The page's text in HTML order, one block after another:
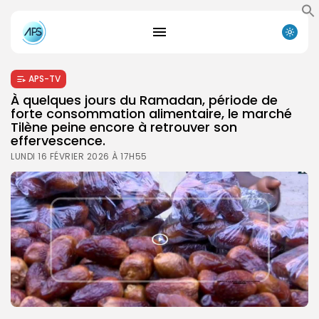
APS-TV
À quelques jours du Ramadan, période de
forte consommation alimentaire, le marché
Tilène peine encore à retrouver son
effervescence.
LUNDI 16 FÉVRIER 2026 À 17H55